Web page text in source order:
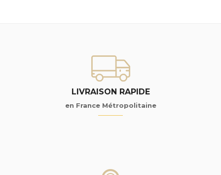
LIVRAISON RAPIDE
en France Métropolitaine